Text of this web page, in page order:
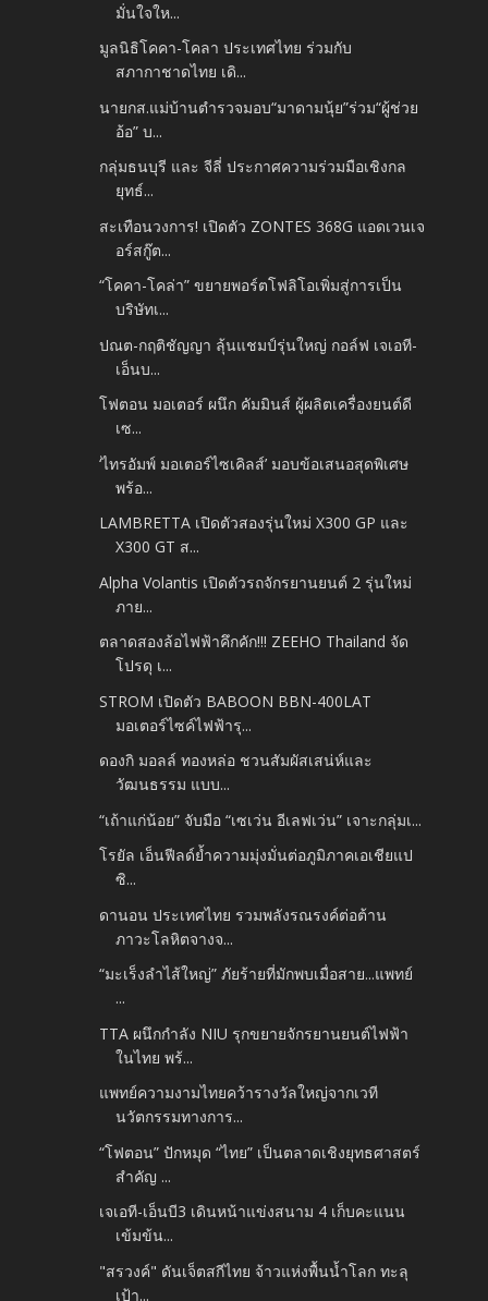
มั่นใจให...
มูลนิธิโคคา-โคลา ประเทศไทย ร่วมกับ
สภากาชาดไทย เดิ...
นายกส.แม่บ้านตำรวจมอบ“มาดามนุ้ย”ร่วม“ผู้ช่วย
อ้อ” บ...
กลุ่มธนบุรี และ จีลี่ ประกาศความร่วมมือเชิงกล
ยุทธ์...
สะเทือนวงการ! เปิดตัว ZONTES 368G แอดเวนเจ
อร์สกู๊ต...
“โคคา-โคล่า” ขยายพอร์ตโฟลิโอเพิ่มสู่การเป็น
บริษัทเ...
ปณต-กฤติชัญญา ลุ้นแชมป์รุ่นใหญ่ กอล์ฟ เจเอที-
เอ็นบ...
โฟตอน มอเตอร์ ผนึก คัมมินส์ ผู้ผลิตเครื่องยนต์ดี
เซ...
‘ไทรอัมพ์ มอเตอร์ไซเคิลส์’ มอบข้อเสนอสุดพิเศษ
พร้อ...
LAMBRETTA เปิดตัวสองรุ่นใหม่ X300 GP และ
X300 GT ส...
Alpha Volantis เปิดตัวรถจักรยานยนต์ 2 รุ่นใหม่
ภาย...
ตลาดสองล้อไฟฟ้าคึกคัก!!! ZEEHO Thailand จัด
โปรดุ เ...
STROM เปิดตัว BABOON BBN-400LAT
มอเตอร์ไซค์ไฟฟ้ารุ...
ดองกิ มอลล์ ทองหล่อ ชวนสัมผัสเสน่ห์และ
วัฒนธรรม แบบ...
“เถ้าแก่น้อย” จับมือ “เซเว่น อีเลฟเว่น” เจาะกลุ่มเ...
โรยัล เอ็นฟีลด์ย้ำความมุ่งมั่นต่อภูมิภาคเอเชียแป
ซิ...
ดานอน ประเทศไทย รวมพลังรณรงค์ต่อต้าน
ภาวะโลหิตจางจ...
“มะเร็งลำไส้ใหญ่” ภัยร้ายที่มักพบเมื่อสาย...แพทย์
...
TTA ผนึกกำลัง NIU รุกขยายจักรยานยนต์ไฟฟ้า
ในไทย พร้...
แพทย์ความงามไทยคว้ารางวัลใหญ่จากเวที
นวัตกรรมทางการ...
“โฟตอน” ปักหมุด “ไทย” เป็นตลาดเชิงยุทธศาสตร์
สำคัญ ...
เจเอที-เอ็นบี3 เดินหน้าแข่งสนาม 4 เก็บคะแนน
เข้มข้น...
"สรวงค์" ดันเจ็ตสกีไทย จ้าวแห่งพื้นน้ำโลก ทะลุ
เป้า...